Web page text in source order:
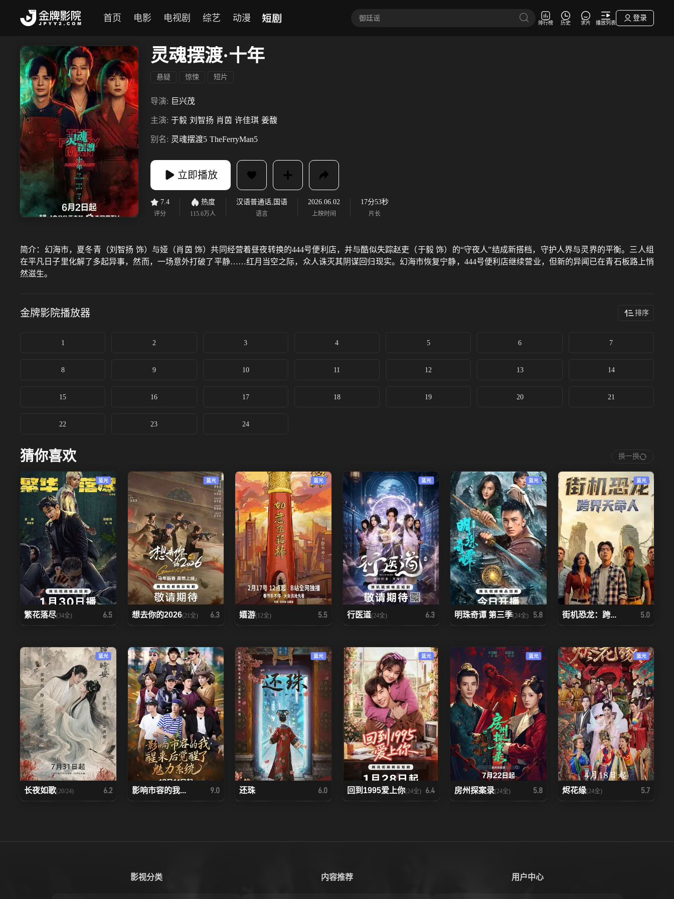
首页 电影 电视剧 综艺 动漫 短剧 排行榜 历史 求片 播放列表
登录
灵魂摆渡·十年
悬疑 惊悚 短片
导演: 巨兴茂
主演: 于毅 刘智扬 肖茵 许佳琪 姜馥
别名: 灵魂摆渡5 TheFerryMan5
立即播放
7.4
评分
热度
115.6万人
汉语普通话,国语
语言
2026.06.02
上映时间
17分53秒
片长
简介： 幻海市，夏冬青（刘智扬 饰）与娅（肖茵 饰）共同经营着昼夜转换的444号便利店，并与酷似失踪赵吏（于毅 饰）的“守夜人”结成新搭档，守护人界与灵界的平衡。三人组
在平凡日子里化解了多起异事，然而，一场意外打破了平静……红月当空之际，众人诛灭其阴谋回归现实。幻海市恢复宁静，444号便利店继续营业，但新的异闻已在青石板路上悄
然滋生。
金牌影院播放器 排序
1 2 3 4 5 6 7
8 9 10 11 12 13 14
15 16 17 18 19 20 21
22 23 24
猜你喜欢 换一换
蓝光
繁花落尽(34全) 6.5
蓝光
想去你的2026(21全) 6.3
蓝光
嬉游(12全) 5.5
蓝光
行医道(24全) 6.3
蓝光
明珠奇谭 第三季(24全) 5.8
蓝光
街机恐龙：跨... 5.0
蓝光
长夜如歌(20/24) 6.2 影响市容的我... 9.0
蓝光
还珠 6.0
蓝光
回到1995爱上你(24全) 6.4
蓝光
房州探案录(24全) 5.8
蓝光
烬花缘(24全) 5.7
影视分类 内容推荐 用户中心